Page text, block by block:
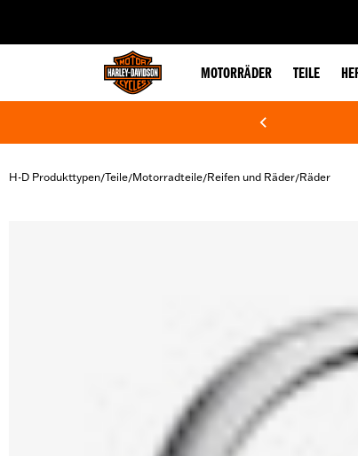
MOTORRÄDER TEILE
H-D Produkttypen/Teile/Motorradteile/Reifen und Räder/Räder